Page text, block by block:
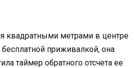
квадратными метрами в центре
бесплатной приживалкой, она
таймер обратного отсчета ее